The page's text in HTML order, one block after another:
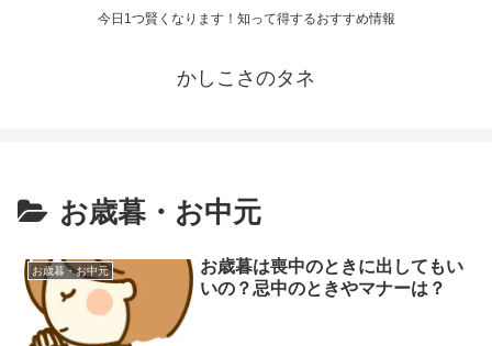
今日1つ賢くなります！知って得するおすすめ情報
かしこさのタネ
お歳暮・お中元
お歳暮・お中元
お歳暮は喪中のときに出してもい
いの？忌中のときやマナーは？